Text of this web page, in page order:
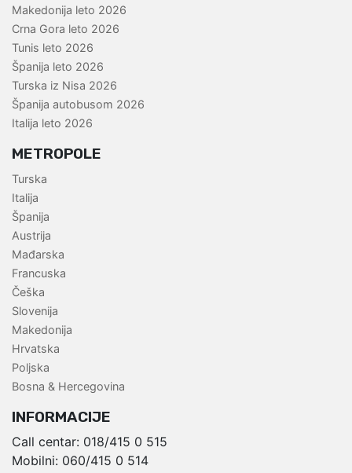
Makedonija leto 2026
Crna Gora leto 2026
Tunis leto 2026
Španija leto 2026
Turska iz Nisa 2026
Španija autobusom 2026
Italija leto 2026
METROPOLE
Turska
Italija
Španija
Austrija
Mađarska
Francuska
Češka
Slovenija
Makedonija
Hrvatska
Poljska
Bosna & Hercegovina
INFORMACIJE
Call centar: 018/415 0 515
Mobilni: 060/415 0 514